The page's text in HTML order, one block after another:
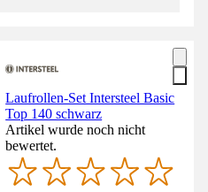
Laufrollen-Set Intersteel Basic
Top 140 schwarz
Artikel wurde noch nicht
bewertet.